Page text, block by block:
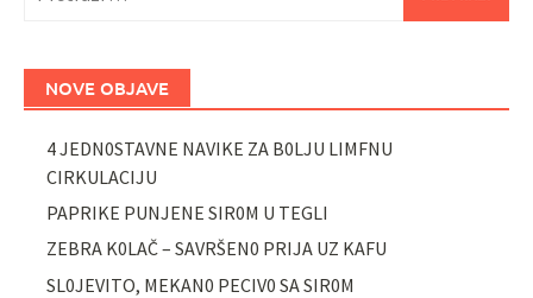
NOVE OBJAVE
4 JEDN0STAVNE NAVIKE ZA B0LJU LIMFNU
CIRKULACIJU
PAPRIKE PUNJENE SIR0M U TEGLI
ZEBRA K0LAČ – SAVRŠEN0 PRIJA UZ KAFU
SL0JEVITO, MEKAN0 PECIV0 SA SIR0M